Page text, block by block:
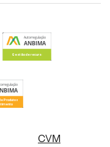
CVM